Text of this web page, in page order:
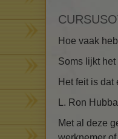
Hoe vaak
Soms lijkt
Het feit is
L. Ron
Met al deze